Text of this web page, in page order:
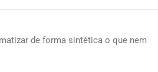
de forma sintética o que nem